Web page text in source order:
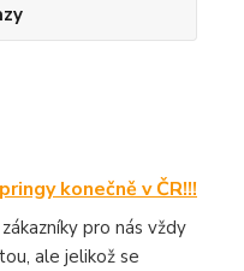
konečně v ČR!!!
pro nás vždy
ale jelikož se